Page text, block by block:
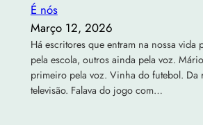
É nós
Março 12, 2026
Há escritores que entram na nossa vida
pela escola, outros ainda pela voz.
primeiro pela voz. Vinha do futebol. Da
televisão. Falava do jogo com…